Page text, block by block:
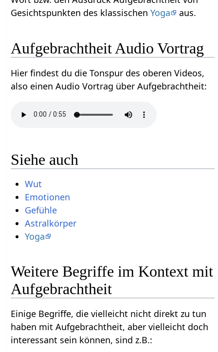
Gesichtspunkten des klassischenYoga aus.
Aufgebrachtheit‏‎ Audio Vortrag
Hier findest du die Tonspur des oberen Videos,
also einen Audio Vortrag über Aufgebrachtheit‏‎:
Siehe auch
Wut
Emotionen
Gefühle
Astralkörper
Yoga
Weitere Begriffe im Kontext mit
Einige Begriffe, die vielleicht nicht direkt zu tun
haben mit Aufgebrachtheit‏‎, aber vielleicht doch
interessant sein können, sind z.B.: